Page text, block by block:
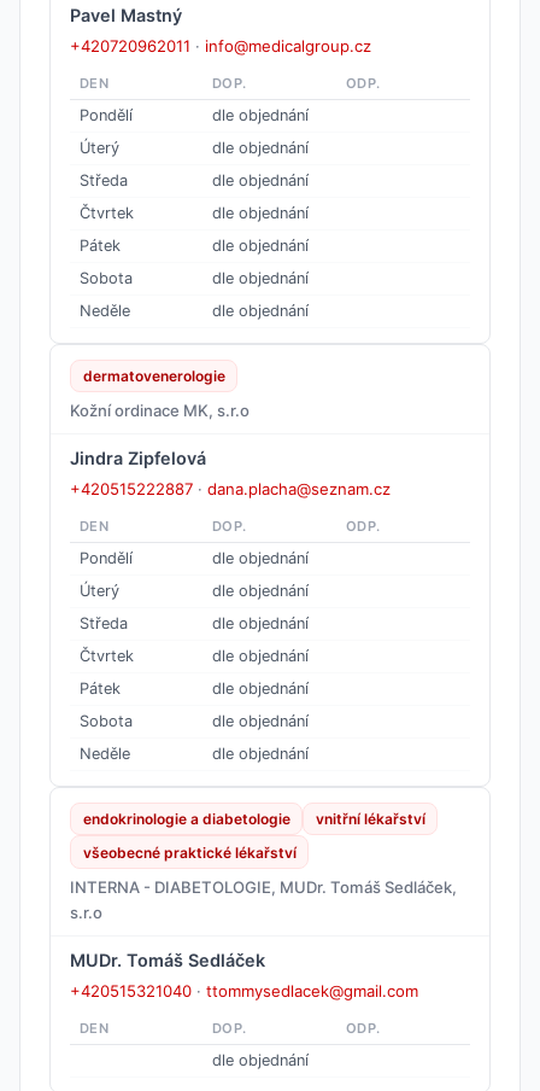
Pavel Mastný
+420720962011 · info@medicalgroup.cz
DEN DOP. ODP.
Pondělí
dle objednání
Úterý
dle objednání
Středa
dle objednání
Čtvrtek
dle objednání
Pátek
dle objednání
Sobota
dle objednání
Neděle
dle objednání
dermatovenerologie
Kožní ordinace MK, s.r.o
Jindra Zipfelová
+420515222887 · dana.placha@seznam.cz
DEN DOP. ODP.
Pondělí
dle objednání
Úterý
dle objednání
Středa
dle objednání
Čtvrtek
dle objednání
Pátek
dle objednání
Sobota
dle objednání
Neděle
dle objednání
endokrinologie a diabetologie
vnitřní lékařství
všeobecné praktické lékařství
INTERNA - DIABETOLOGIE, MUDr. Tomáš Sedláček,
s.r.o
MUDr. Tomáš Sedláček
+420515321040 · ttommysedlacek@gmail.com
DEN DOP. ODP.
dle objednání